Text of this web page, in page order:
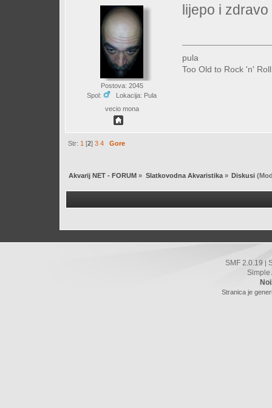
Postova: 2045
Spol:
Lokacija: Pula
vecio mona
lijepo i zdravo
pula
Too Old to Rock 'n'
Str: 1 [2]3 4 Gore
Akvarij NET - FORUM » Slatkovodna Akvaristika» Diskusi
SMF 2.0.19 |
Simple
Stranica je